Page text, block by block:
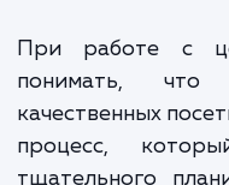
Второй
каждого
говорим о цене
Это может быть
Важно